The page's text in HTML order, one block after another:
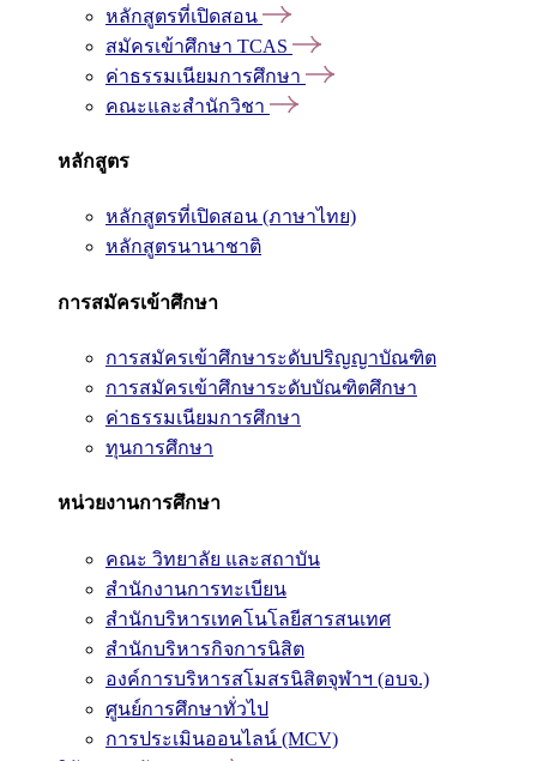
หลักสูตรที่เปิดสอน
สมัครเข้าศึกษา TCAS
ค่าธรรมเนียมการศึกษา
คณะและสำนักวิชา
หลักสูตร
หลักสูตรที่เปิดสอน (ภาษาไทย)
หลักสูตรนานาชาติ
การสมัครเข้าศึกษา
การสมัครเข้าศึกษาระดับปริญญาบัณฑิต
การสมัครเข้าศึกษาระดับบัณฑิตศึกษา
ค่าธรรมเนียมการศึกษา
ทุนการศึกษา
หน่วยงานการศึกษา
คณะ วิทยาลัย และสถาบัน
สำนักงานการทะเบียน
สำนักบริหารเทคโนโลยีสารสนเทศ
สำนักบริหารกิจการนิสิต
องค์การบริหารสโมสรนิสิตจุฬาฯ (อบจ.)
ศูนย์การศึกษาทั่วไป
การประเมินออนไลน์ (MCV)